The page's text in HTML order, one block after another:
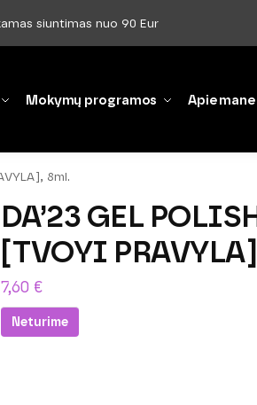
siuntimas nuo 90 Eur
Mokymų programos Apie mane
8ml.
DA’23 GEL
[TVOYI
7,60 €
Neturime